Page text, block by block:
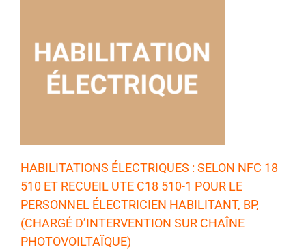
HABILITATIONS ÉLECTRIQUES : SELON NFC 18
510 ET RECUEIL UTE C18 510-1 POUR LE
PERSONNEL ÉLECTRICIEN HABILITANT, BP,
(CHARGÉ D’INTERVENTION SUR CHAÎNE
PHOTOVOILTAÏQUE)